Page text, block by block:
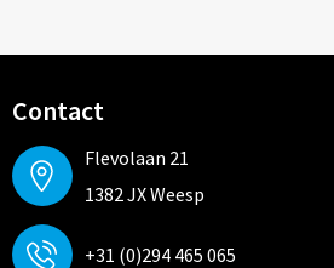
Contact
Flevolaan 21
1382 JX Weesp
+31 (0)294 465 065